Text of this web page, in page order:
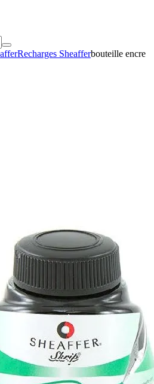
Recharges Sheafferbouteille encre